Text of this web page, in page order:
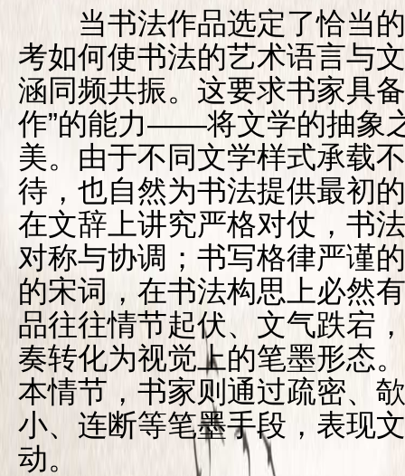
当书法作品选定了恰当的
考如何使书法的艺术语言与
涵同频共振。这要求书家具
作”的能力——将文学的抽象
美。由于不同文学样式承载
待，也自然为书法提供最初
在文辞上讲究严格对仗，书
对称与协调；书写格律严谨
的宋词，在书法构思上必然
品往往情节起伏、文气跌宕
奏转化为视觉上的笔墨形态
本情节，书家则通过疏密、
小、连断等笔墨手段，表现
动。